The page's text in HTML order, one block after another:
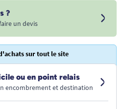
?
un devis
sur tout le site
ou en point relais
encombrement et destination